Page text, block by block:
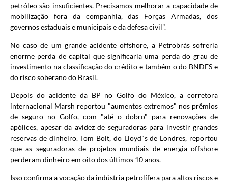
petróleo são insuficientes. Precisamos melhorar a capacidade de
mobilização fora da companhia, das Forças Armadas, dos
governos estaduais e municipais e da defesa civil".
No caso de um grande acidente offshore, a Petrobrás sofreria
enorme perda de capital que significaria uma perda do grau de
investimento na classificação do crédito e também o do BNDES e
do risco soberano do Brasil.
Depois do acidente da BP no Golfo do México, a corretora
internacional Marsh reportou "aumentos extremos" nos prêmios
de seguro no Golfo, com "até o dobro" para renovações de
apólices, apesar da avidez de seguradoras para investir grandes
reservas de dinheiro. Tom Bolt, do Lloyd"s de Londres, reportou
que as seguradoras de projetos mundiais de energia offshore
perderam dinheiro em oito dos últimos 10 anos.
Isso confirma a vocação da indústria petrolífera para altos riscos e